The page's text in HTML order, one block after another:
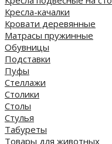
Кресла-качалки
Кровати деревянные
Матрасы пружинные
Обувницы
Подставки
Пуфы
Стеллажи
Столики
Столы
Стулья
Табуреты
Товары для животных